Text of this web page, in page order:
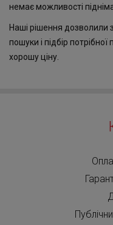
немає можливості
Наші рішення дозволили
пошуки і підбір потрібної
хорошу ціну.